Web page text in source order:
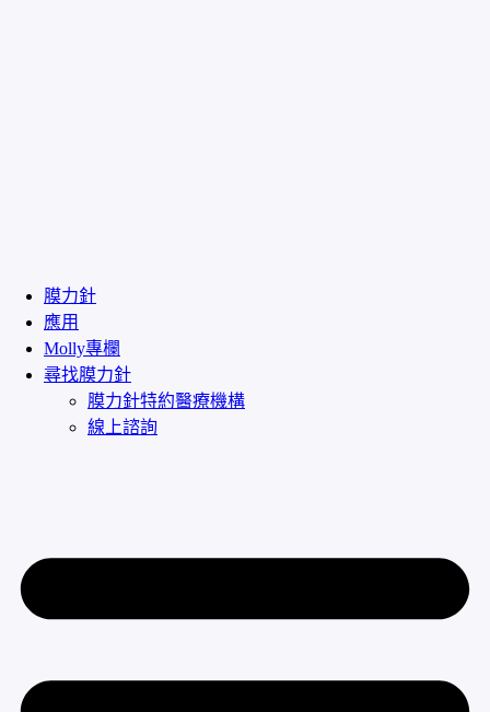
膜力針
應用
Molly專欄
尋找膜力針
膜力針特約醫療機構
線上諮詢